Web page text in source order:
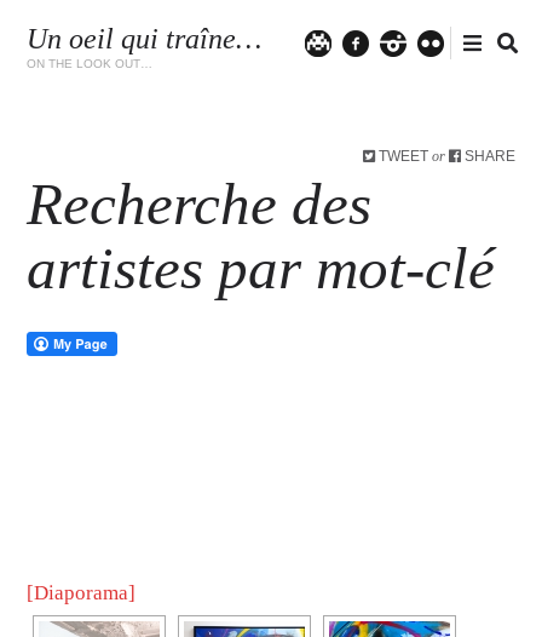
Un oeil qui traîne…
ON THE LOOK OUT…
TWEET or SHARE
Recherche des
artistes par mot-clé
[Diaporama]